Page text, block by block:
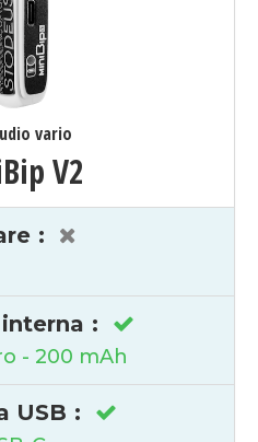
vario
V2
:
:
- 200 mAh
USB :